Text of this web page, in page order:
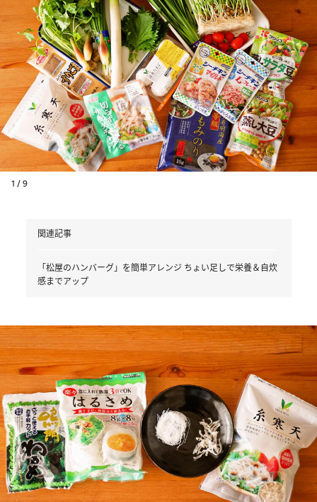
1 / 9
関連記事
「松屋のハンバーグ」を簡単アレンジ ちょい足しで栄養＆自炊
感までアップ